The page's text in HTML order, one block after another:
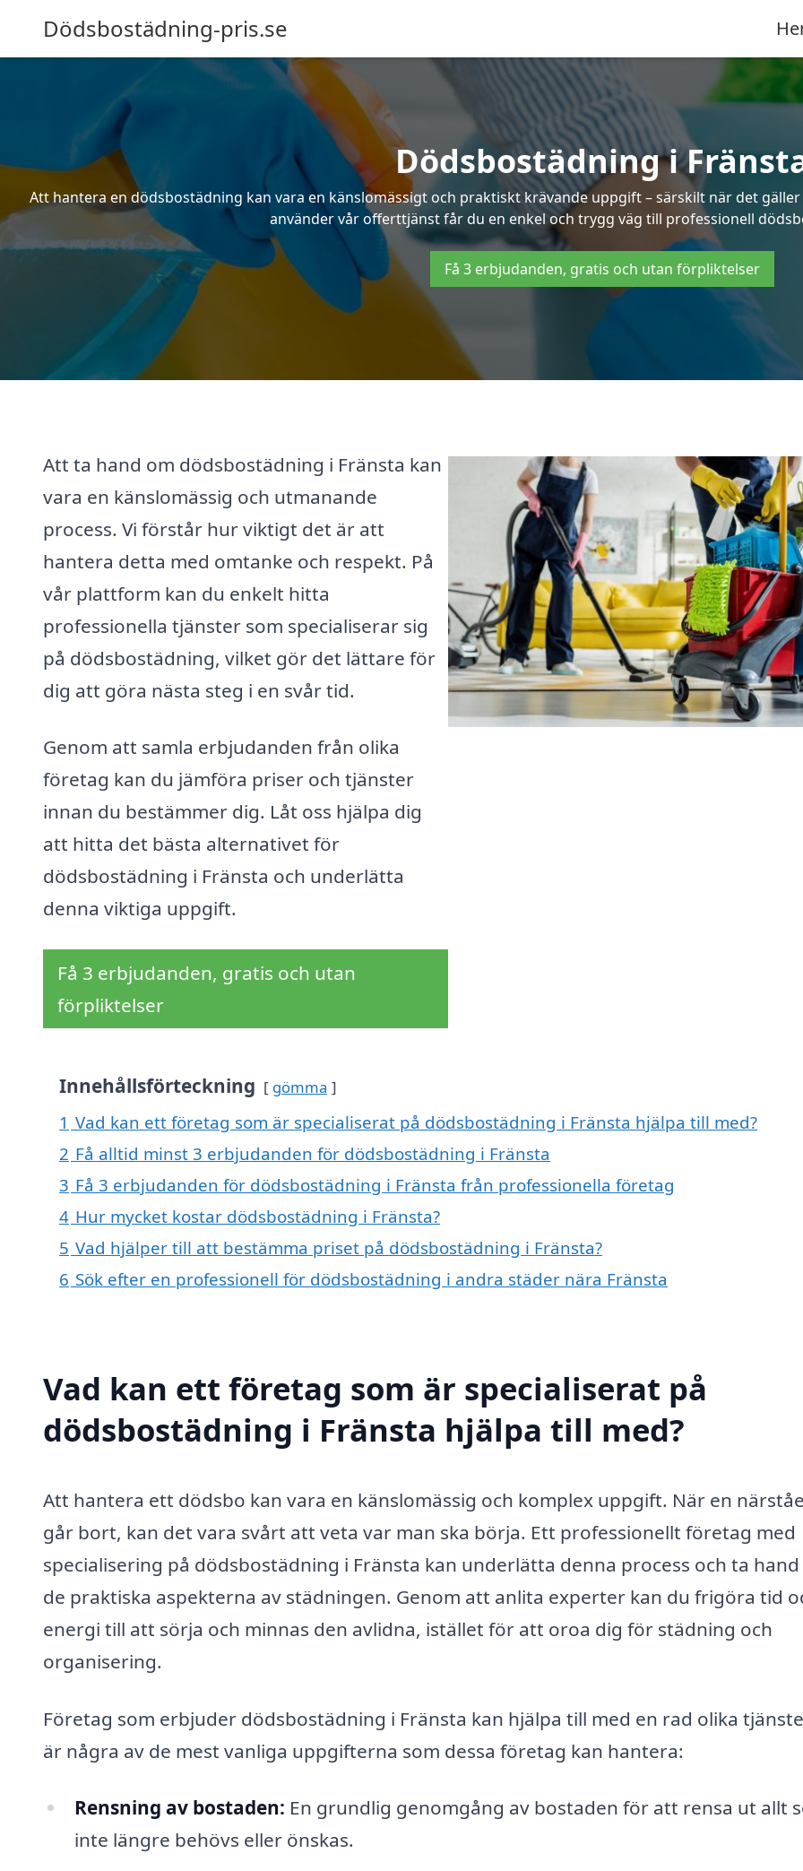
Dödsbostädning-pris.se
Dödsbostädning i
Att hantera en dödsbostädning kan vara en känslomässigt och praktiskt krävande uppgift – särskilt när det
använder vår offerttjänst får du en enkel och trygg väg till professionell
Få 3 erbjudanden, gratis och utan förpliktelser
Att ta hand om dödsbostädning i Fränsta kan
vara en känslomässig och utmanande
process. Vi förstår hur viktigt det är att
hantera detta med omtanke och respekt. På
vår plattform kan du enkelt hitta
professionella tjänster som specialiserar sig
på dödsbostädning, vilket gör det lättare för
dig att göra nästa steg i en svår tid.
Genom att samla erbjudanden från olika
företag kan du jämföra priser och tjänster
innan du bestämmer dig. Låt oss hjälpa dig
att hitta det bästa alternativet för
dödsbostädning i Fränsta och underlätta
denna viktiga uppgift.
Få 3 erbjudanden, gratis och utan
förpliktelser
Innehållsförteckning gömma
1 Vad kan ett företag som är specialiserat på dödsbostädning i Fränsta hjälpa till med?
2 Få alltid minst 3 erbjudanden för dödsbostädning i Fränsta
3 Få 3 erbjudanden för dödsbostädning i Fränsta från professionella företag
4 Hur mycket kostar dödsbostädning i Fränsta?
5 Vad hjälper till att bestämma priset på dödsbostädning i Fränsta?
6 Sök efter en professionell för dödsbostädning i andra städer nära Fränsta
Vad kan ett företag som är specialiserat på
dödsbostädning i Fränsta hjälpa till med?
Att hantera ett dödsbo kan vara en känslomässig och komplex uppgift. När en
går bort, kan det vara svårt att veta var man ska börja. Ett professionellt företag med
specialisering på dödsbostädning i Fränsta kan underlätta denna process och ta
de praktiska aspekterna av städningen. Genom att anlita experter kan du frigöra tid
energi till att sörja och minnas den avlidna, istället för att oroa dig för städning och
organisering.
Företag som erbjuder dödsbostädning i Fränsta kan hjälpa till med en rad olika
är några av de mest vanliga uppgifterna som dessa företag kan hantera:
Rensning av bostaden: En grundlig genomgång av bostaden för att rensa ut allt
inte längre behövs eller önskas.